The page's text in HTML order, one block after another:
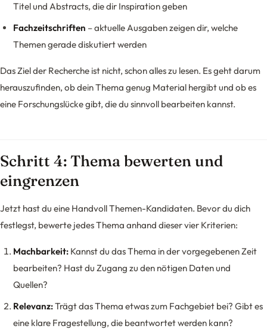
Titel und Abstracts, die dir Inspiration geben
Fachzeitschriften – aktuelle Ausgaben zeigen dir, welche
Themen gerade diskutiert werden
Das Ziel der Recherche ist nicht, schon alles zu lesen. Es geht darum
herauszufinden, ob dein Thema genug Material hergibt und ob es
eine Forschungslücke gibt, die du sinnvoll bearbeiten kannst.
Schritt 4: Thema bewerten und
eingrenzen
Jetzt hast du eine Handvoll Themen-Kandidaten. Bevor du dich
festlegst, bewerte jedes Thema anhand dieser vier Kriterien:
Machbarkeit: Kannst du das Thema in der vorgegebenen Zeit
bearbeiten? Hast du Zugang zu den nötigen Daten und
Quellen?
Relevanz:Trägt das Thema etwas zum Fachgebiet bei? Gibt es
eine klare Fragestellung, die beantwortet werden kann?